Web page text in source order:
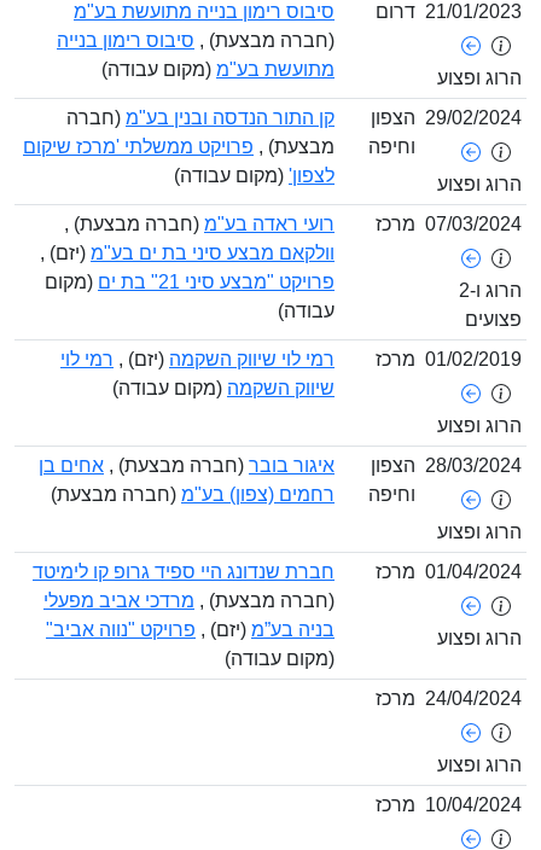
21/01/
ופצוע
דרום
סיבוס רימון בנייה מתועשת בע"מ
(חברה מבצעת) ,סיבוס רימון בנייה
מתועשת בע"מ(מקום עבודה)
29/02/
ופצוע
הצפון
וחיפה
קן התור הנדסה ובנין בע"מ(חברה
מבצעת) ,פרויקט ממשלתי 'מרכז שיקום
לצפון'(מקום עבודה)
07/03/
הרוג ו-2
מרכז רועי ראדה בע"מ(חברה מבצעת) ,
וולקאם מבצע סיני בת ים בע"מ(יזם) ,
פרויקט "מבצע סיני 21" בת ים
(מקום
עבודה)
01/02/
ופצוע
מרכז רמי לוי שיווק השקמה(יזם) ,רמי לוי
שיווק השקמה(מקום עבודה)
28/03/
ופצוע
הצפון
וחיפה
איגור בובר (חברה מבצעת) ,אחים בן
רחמים (צפון) בע"מ(חברה מבצעת)
01/04/
ופצוע
מרכז
חברת שנדונג היי ספיד גרופ קו לימיטד
(חברה מבצעת) ,מרדכי אביב מפעלי
בניה בע”מ(יזם) ,פרויקט "נווה אביב"
(מקום עבודה)
24/04/
ופצוע
מרכז
10/04/ מרכז